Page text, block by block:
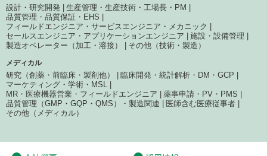
設計・研究開発
生産管理・生産技術・工場長・PM
品質管理・品質保証・EHS
フィールドエンジニア・サービスエンジニア・メカニック
セールスエンジニア・アプリケーションエンジニア
施設・設備管理
製造オペレーター（加工・溶接）
その他（技術・製造）
メディカル
研究（創薬・前臨床・製剤他）
臨床開発・統計解析・DM・GCP
マーケティング・学術・MSL
MR・医療機器営業・フィールドエンジニア
薬事申請・PV・PMS
品質管理（GMP・GQP・QMS）・製造関連
医師含む医療従事者
その他（メディカル）